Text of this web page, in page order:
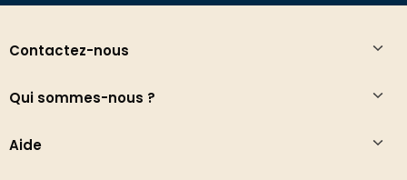
Contactez-nous
Qui sommes-nous ?
Aide